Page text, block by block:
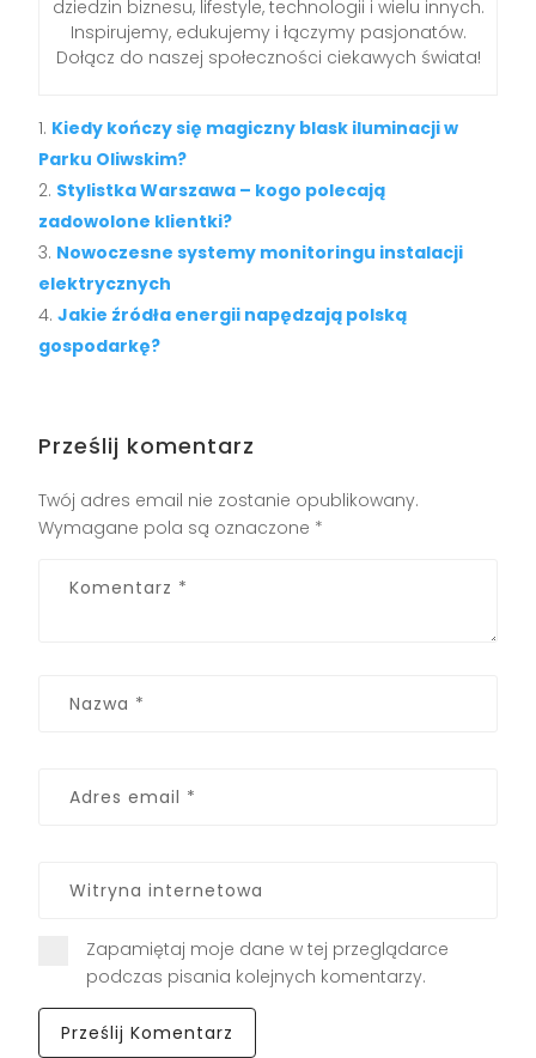
dziedzin biznesu, lifestyle, technologii i wielu innych.
Inspirujemy, edukujemy i łączymy pasjonatów.
Dołącz do naszej społeczności ciekawych świata!
Kiedy kończy się magiczny blask iluminacji w
Parku Oliwskim?
Stylistka Warszawa – kogo polecają
zadowolone klientki?
Nowoczesne systemy monitoringu instalacji
elektrycznych
Jakie źródła energii napędzają polską
gospodarkę?
Prześlij komentarz
Twój adres email nie zostanie opublikowany.
Wymagane pola są oznaczone *
Zapamiętaj moje dane w tej przeglądarce
podczas pisania kolejnych komentarzy.